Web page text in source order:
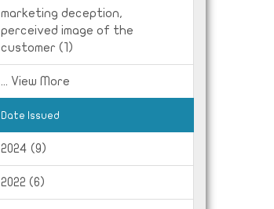
marketing deception,
perceived image of the
customer (1)
... View More
Date Issued
2024 (9)
2022 (6)